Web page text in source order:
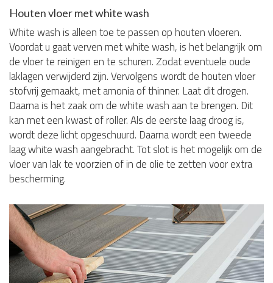
Houten vloer met white wash
White wash is alleen toe te passen op houten vloeren.
Voordat u gaat verven met white wash, is het belangrijk om
de vloer te reinigen en te schuren. Zodat eventuele oude
laklagen verwijderd zijn. Vervolgens wordt de houten vloer
stofvrij gemaakt, met amonia of thinner. Laat dit drogen.
Daarna is het zaak om de white wash aan te brengen. Dit
kan met een kwast of roller. Als de eerste laag droog is,
wordt deze licht opgeschuurd. Daarna wordt een tweede
laag white wash aangebracht. Tot slot is het mogelijk om de
vloer van lak te voorzien of in de olie te zetten voor extra
bescherming.